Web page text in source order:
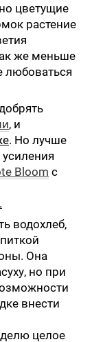
цветущие
растение
же меньше
любоваться
, и
. Но лучше
Bloom с
.
водохлеб,
Она
но при
внести
целое